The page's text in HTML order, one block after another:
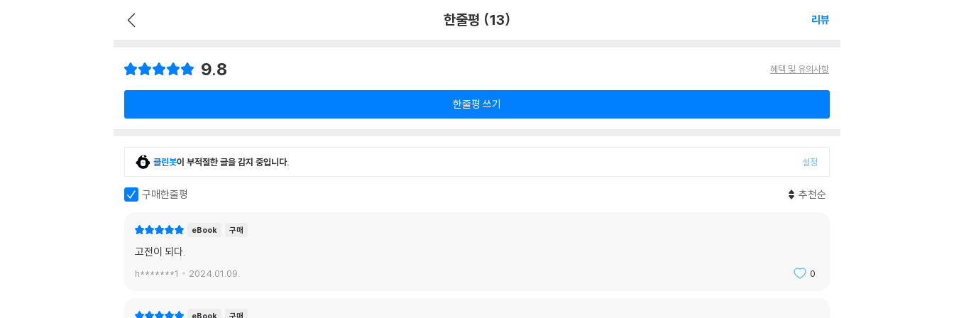
한줄평 (13) 리뷰
9.8 혜택 및 유의사항
한줄평 쓰기
클린봇이 부적절한 글을 감지 중입니다. 설정
구매한줄평 추천순
eBook 구매
고전이 되다.
h*******1 2024.01.09. 0
eBook 구매